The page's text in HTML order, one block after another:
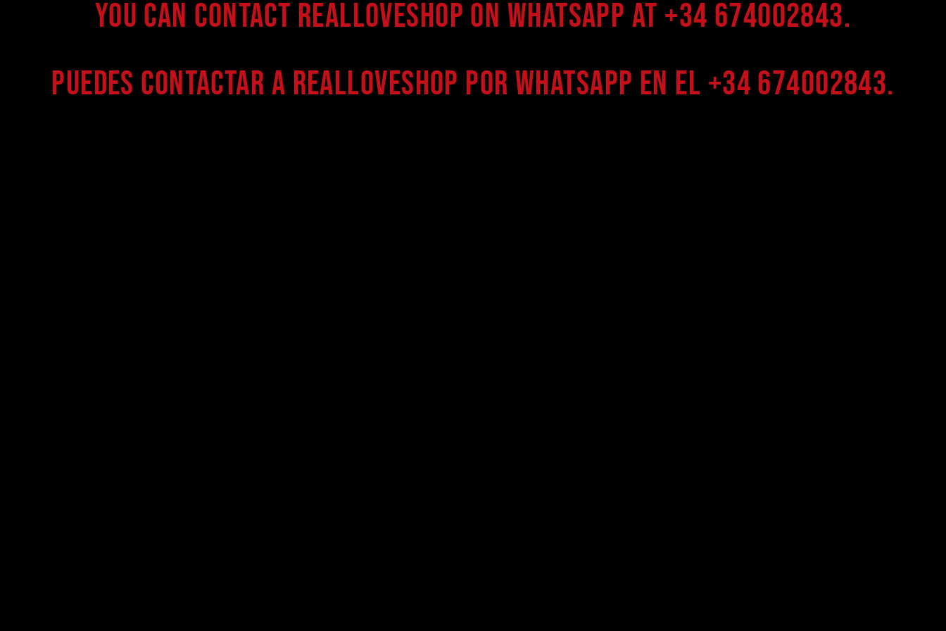
You can contact Realloveshop on WhatsApp at +34 674002843.
Puedes contactar a Realloveshop por WhatsApp en el +34 674002843.